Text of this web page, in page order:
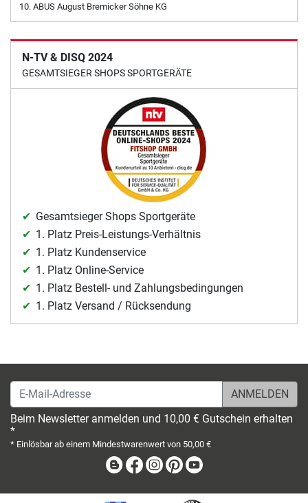
ABUS August Bremicker Söhne KG
N-TV & DISQ 2024
GESAMTSIEGER SHOPS SPORTGERÄTE
Gesamtsieger Shops Sportgeräte
1. Platz Preis-Leistungs-Verhältnis
1. Platz Kundenservice
1. Platz Online-Service
1. Platz Bestell- und Zahlungsbedingungen
1. Platz Versand / Rücksendung
E-Mail-Adresse
Beim Newsletter anmelden und 10,00 € Gutschein erhalten
*
* Einlösbar ab einem Mindestwarenwert von 50,00 €
BlogFacebook
Instagram
Pinterest